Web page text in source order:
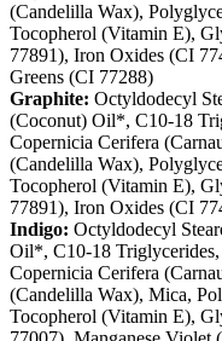
(Candelilla Wax),
Tocopherol (Vitamin E),
77891), Iron Oxides (CI
Greens (CI 77288)
Graphite: Octyldodecyl
(Coconut) Oil*, C10-18
Copernicia Cerifera
(Candelilla Wax),
Tocopherol (Vitamin E),
77891), Iron Oxides (CI
Indigo: Octyldodecyl
Oil*, C10-18
Copernicia Cerifera
(Candelilla Wax), Mica,
Tocopherol (Vitamin E),